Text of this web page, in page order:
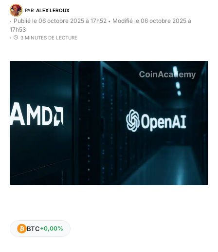
PAR ALEX LEROUX
Publié le 06 octobre 2025 à 17h52 • Modifié le 06 octobre 2025 à
17h53
3 MINUTES DE LECTURE
BTC+0,00%